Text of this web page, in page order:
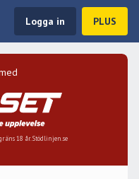
Logga in PLUS
18 år. Stödlinjen.se